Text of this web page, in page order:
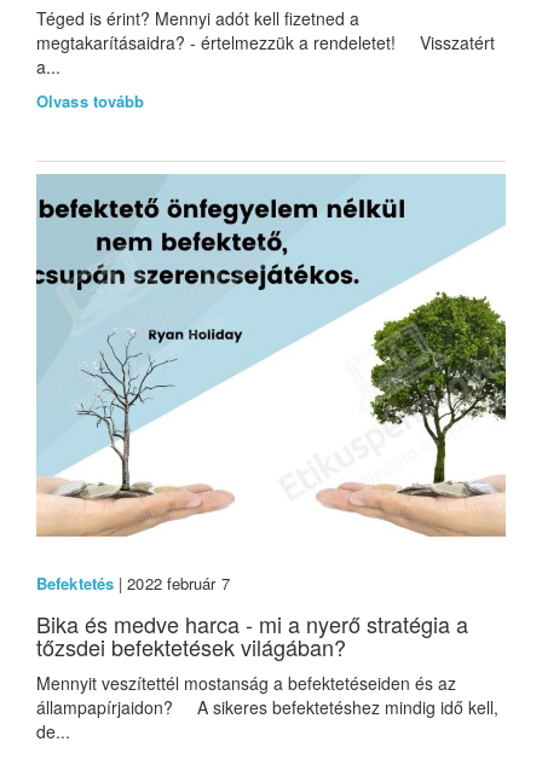
Téged is érint? Mennyi adót kell fizetned a
megtakarításaidra? - értelmezzük a rendeletet! Visszatért
a...
Olvass tovább
Befektetés | 2022 február 7
Bika és medve harca - mi a nyerő stratégia a
tőzsdei befektetések világában?
Mennyit veszítettél mostanság a befektetéseiden és az
állampapírjaidon? A sikeres befektetéshez mindig idő kell,
de...